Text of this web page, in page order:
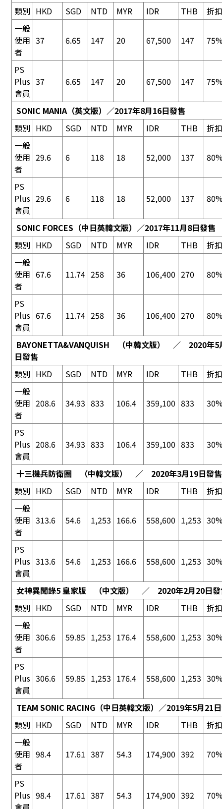
類別 HKD SGD NTD MYR IDR THB
折
一般
使用
者
37 6.65 147 20 67,500 147
PS
Plus
會員
37 6.65 147 20 67,500 147
SONIC MANIA（英文版）／2017年8月16日發售
類別 HKD SGD NTD MYR IDR THB
折
一般
使用
者
29.6 6 118 18 52,000 137
PS
Plus
會員
29.6 6 118 18 52,000 137
SONIC FORCES （中日英韓文版）／2017年11月8日發售
類別 HKD SGD NTD MYR IDR THB
折
一般
使用
者
67.6 11.74 258 36 106,400 270
PS
Plus
會員
67.6 11.74 258 36 106,400 270
BAYONETTA&VANQUISH （中韓文版） ／ 2020年5
日發售
類別 HKD SGD NTD MYR IDR THB
折
一般
使用
者
208.6 34.93 833 106.4 359,100 833
PS
Plus
會員
208.6 34.93 833 106.4 359,100 833
十三機兵防衛圈 （中韓文版） ／ 2020年3月19日發售
類別 HKD SGD NTD MYR IDR THB
折
一般
使用
者
313.6 54.6 1,253 166.6 558,600 1,253
PS
Plus
會員
313.6 54.6 1,253 166.6 558,600 1,253
女神異聞錄5 皇家版 （中文版） ／ 2020年2月20日發
類別 HKD SGD NTD MYR IDR THB
折
一般
使用
者
306.6 59.85 1,253 176.4 558,600 1,253
PS
Plus
會員
306.6 59.85 1,253 176.4 558,600 1,253
TEAM SONIC RACING（中日英韓文版）／2019年5月21
類別 HKD SGD NTD MYR IDR THB
折
一般
使用
者
98.4 17.61 387 54.3 174,900 392
PS
Plus 98.4 17.61 387 54.3 174,900 392